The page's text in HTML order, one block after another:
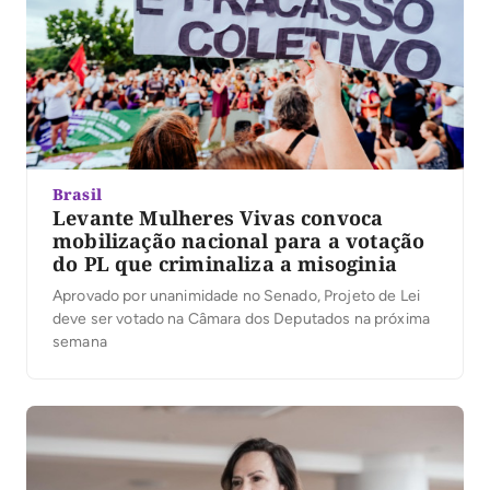
Brasil
Levante Mulheres Vivas convoca
mobilização nacional para a votação
do PL que criminaliza a misoginia
Aprovado por unanimidade no Senado, Projeto de Lei
deve ser votado na Câmara dos Deputados na próxima
semana